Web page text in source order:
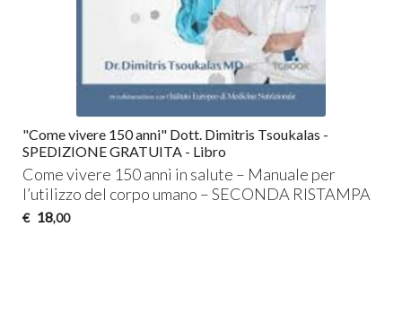
"Come vivere 150 anni" Dott. Dimitris Tsoukalas -
SPEDIZIONE GRATUITA - Libro
Come vivere 150 anni in salute – Manuale per
l’utilizzo del corpo umano –SECONDA RISTAMPA
€ 18,00